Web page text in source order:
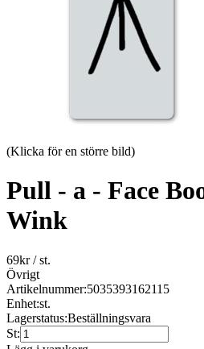
(Klicka för en större bild)
Pull - a - Face
Wink
69kr/ st.
Övrigt
Artikelnummer:5035393162115
Enhet:st.
Lagerstatus:Beställningsvara
St: